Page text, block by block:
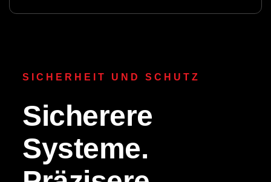
SICHERHEIT UND SCHUTZ
Sicherere
Systeme.